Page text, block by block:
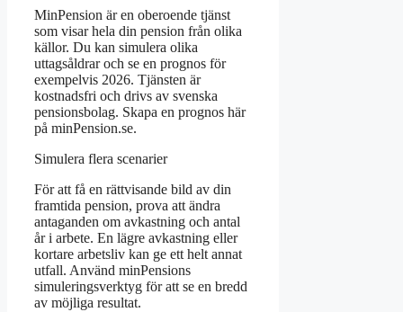
MinPension är en oberoende tjänst
som visar hela din pension från olika
källor. Du kan simulera olika
uttagsåldrar och se en prognos för
exempelvis 2026. Tjänsten är
kostnadsfri och drivs av svenska
pensionsbolag. Skapa en prognos här
på minPension.se.
Simulera flera scenarier
För att få en rättvisande bild av din
framtida pension, prova att ändra
antaganden om avkastning och antal
år i arbete. En lägre avkastning eller
kortare arbetsliv kan ge ett helt annat
utfall. Använd minPensions
simuleringsverktyg för att se en bredd
av möjliga resultat.